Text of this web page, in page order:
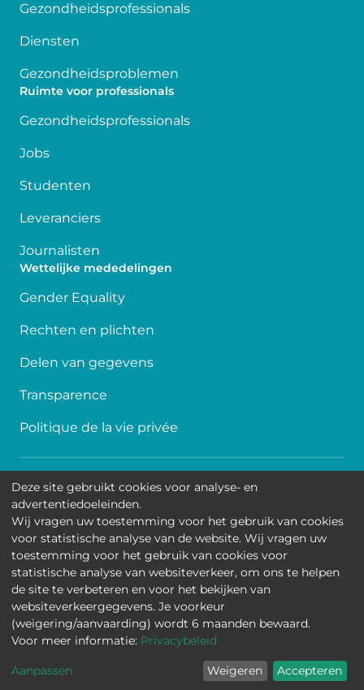
Gezondheidsprofessionals
Diensten
Gezondheidsproblemen
Ruimte voor professionals
Gezondheidsprofessionals
Jobs
Studenten
Leveranciers
Journalisten
Wettelijke mededelingen
Gender Equality
Rechten en plichten
Delen van gegevens
Transparence
Politique de la vie privée
Toegankelijkheid
Contact
Cookies
Wettelijke mededelingen
Universitair Kinderziekenhuis Koningin Fabiola • Jean-
Joseph Crocqlaan 15 - 1020 Brussel
Deze site gebruikt cookies voor analyse- en
advertentiedoeleinden.
Wij vragen uw toestemming voor het gebruik van cookies
voor statistische analyse van de website. Wij vragen uw
toestemming voor het gebruik van cookies voor
statistische analyse van websiteverkeer, om ons te helpen
de site te verbeteren en voor het bekijken van
websiteverkeergegevens. Je voorkeur
(weigering/aanvaarding) wordt 6 maanden bewaard.
Voor meer informatie: Privacybeleid
Aanpassen Weigeren Accepteren